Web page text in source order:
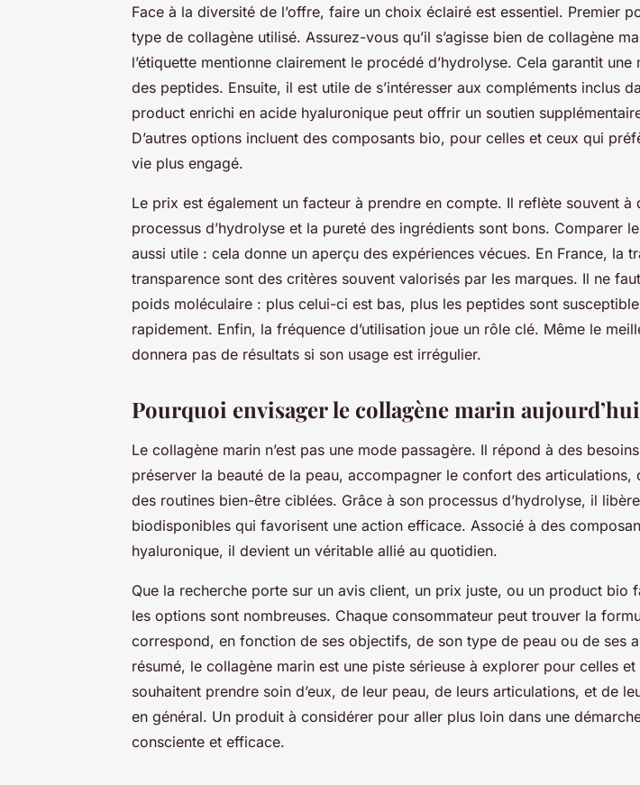
Face à la diversité de l’offre, faire un choix éclairé est essentiel. Premier
type de collagène utilisé. Assurez-vous qu’il s’agisse bien de collagène
l’étiquette mentionne clairement le procédé d’hydrolyse. Cela garantit
des peptides. Ensuite, il est utile de s’intéresser aux compléments inclus
product enrichi en acide hyaluronique peut offrir un soutien
D’autres options incluent des composants bio, pour celles et ceux qui
vie plus engagé.
Le prix est également un facteur à prendre en compte. Il reflète souvent à
processus d’hydrolyse et la pureté des ingrédients sont bons. Comparer
aussi utile : cela donne un aperçu des expériences vécues. En France, la
transparence sont des critères souvent valorisés par les marques. Il ne
poids moléculaire : plus celui-ci est bas, plus les peptides sont
rapidement. Enfin, la fréquence d’utilisation joue un rôle clé. Même le
donnera pas de résultats si son usage est irrégulier.
Pourquoi envisager le collagène marin
Le collagène marin n’est pas une mode passagère. Il répond à des
préserver la beauté de la peau, accompagner le confort des articulations,
des routines bien-être ciblées. Grâce à son processus d’hydrolyse, il
biodisponibles qui favorisent une action efficace. Associé à des
hyaluronique, il devient un véritable allié au quotidien.
Que la recherche porte sur un avis client, un prix juste, ou un product bio
les options sont nombreuses. Chaque consommateur peut trouver la
correspond, en fonction de ses objectifs, de son type de peau ou de ses
résumé, le collagène marin est une piste sérieuse à explorer pour celles et
souhaitent prendre soin d’eux, de leur peau, de leurs articulations, et de
en général. Un produit à considérer pour aller plus loin dans une
consciente et efficace.